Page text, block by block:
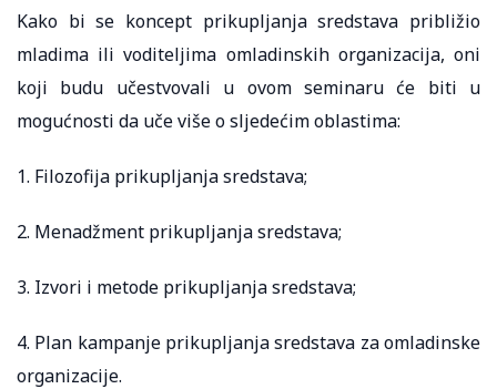
Kako bi se koncept prikupljanja sredstava približio
mladima ili voditeljima omladinskih organizacija, oni
koji budu učestvovali u ovom seminaru će biti u
mogućnosti da uče više o sljedećim oblastima:
1. Filozofija prikupljanja sredstava;
2. Menadžment prikupljanja sredstava;
3. Izvori i metode prikupljanja sredstava;
4. Plan kampanje prikupljanja sredstava za omladinske
organizacije.